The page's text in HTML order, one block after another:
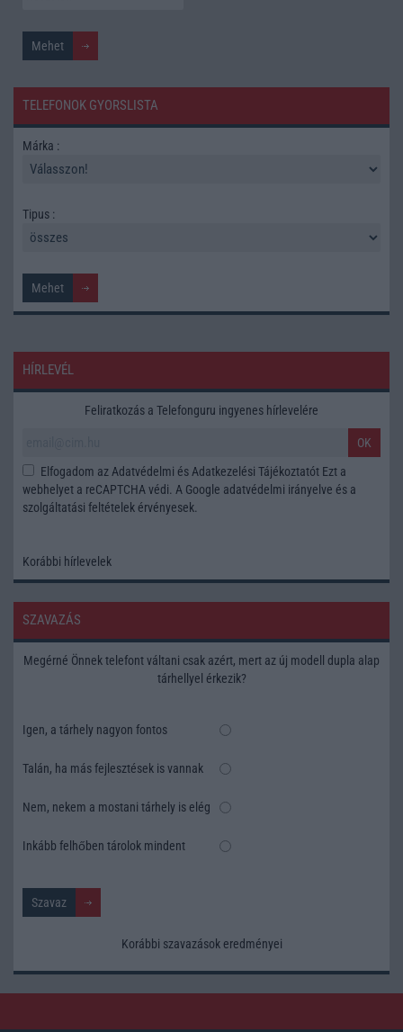
TELEFONOK GYORSLISTA
Márka :
Tipus :
HÍRLEVÉL
Feliratkozás a Telefonguru ingyenes hírlevelére
OK
Elfogadom azAdatvédelmi és Adatkezelési Tájékoztatót Ezt a
webhelyet a reCAPTCHA védi. A Google adatvédelmi irányelve és a
szolgáltatási feltételek érvényesek.
Korábbi hírlevelek
SZAVAZÁS
Megérné Önnek telefont váltani csak azért, mert az új modell dupla alap
tárhellyel érkezik?
Igen, a tárhely nagyon fontos
Talán, ha más fejlesztések is vannak
Nem, nekem a mostani tárhely is elég
Inkább felhőben tárolok mindent
Korábbi szavazások eredményei